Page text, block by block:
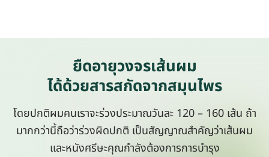
ยืดอายุวงจรเส้นผม
ได้ด้วยสารสกัดจากสมุนไพร
โดยปกติผมคนเราจะร่วงประมาณวันละ 120 – 160 เส้น ถ้า
มากกว่านี้ถือว่าร่วงผิดปกติ เป็นสัญญาณสำคัญว่าเส้นผม
และหนังศรีษะคุณกำลังต้องการการบำรุง